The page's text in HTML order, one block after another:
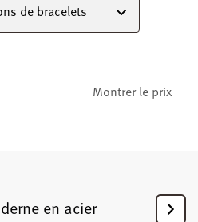
de bracelets
Montrer le prix
en acier